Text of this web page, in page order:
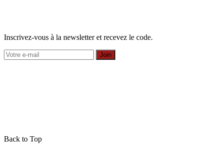
Inscrivez-vous à la newsletter et recevez le code.
Join
Back to Top